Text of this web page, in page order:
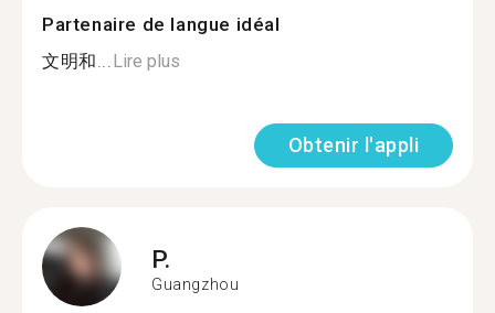
Partenaire de langue idéal
文明和...Lire plus
Obtenir l'appli
P.
Guangzhou